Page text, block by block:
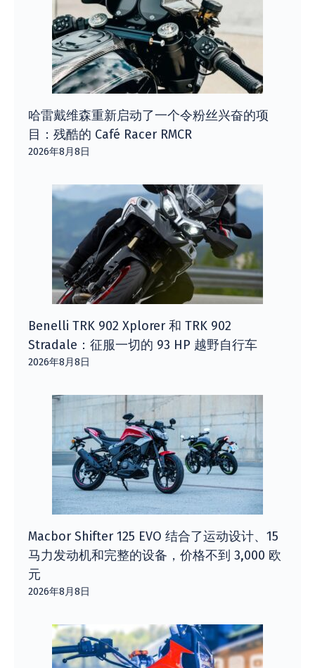
哈雷戴维森重新启动了一个令粉丝兴奋的项
目：残酷的 Café Racer RMCR
2026年8月8日
Benelli TRK 902 Xplorer 和 TRK 902
Stradale：征服一切的 93 HP 越野自行车
2026年8月8日
Macbor Shifter 125 EVO 结合了运动设计、15
马力发动机和完整的设备，价格不到 3,000 欧
元
2026年8月8日